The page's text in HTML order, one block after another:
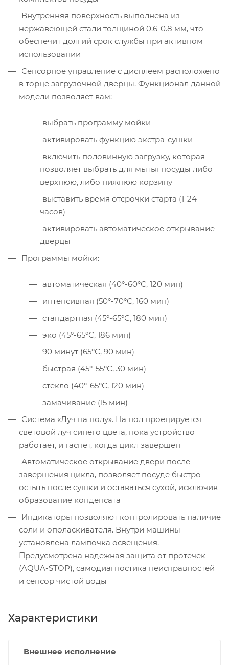
Внутренняя поверхность выполнена из
нержавеющей стали толщиной 0.6-0.8 мм, что
обеспечит долгий срок службы при активном
использовании
Сенсорное управление с дисплеем расположено
в торце загрузочной дверцы. Функционал данной
модели позволяет вам:
выбрать программу мойки
активировать функцию экстра-сушки
включить половинную загрузку, которая
позволяет выбрать для мытья посуды либо
верхнюю, либо нижнюю корзину
выставить время отсрочки старта (1-24
часов)
активировать автоматическое открывание
дверцы
Программы мойки:
автоматическая (40°-60°С, 120 мин)
интенсивная (50°-70°С, 160 мин)
cтандартная (45°-65°С, 180 мин)
эко (45°-65°С, 186 мин)
90 минут (65°С, 90 мин)
быстрая (45°-55°С, 30 мин)
стекло (40°-65°С, 120 мин)
замачивание (15 мин)
Система «Луч на полу». На пол проецируется
световой луч синего цвета, пока устройство
работает, и гаснет, когда цикл завершен
Автоматическое открывание двери после
завершения цикла, позволяет посуде быстро
остыть после сушки и оставаться сухой, исключив
образование конденсата
Индикаторы позволяют контролировать наличие
соли и ополаскивателя. Внутри машины
установлена лампочка освещения.
Предусмотрена надежная защита от протечек
(AQUA-STOP), самодиагностика неисправностей
и сенсор чистой воды
Характеристики
Внешнее исполнение